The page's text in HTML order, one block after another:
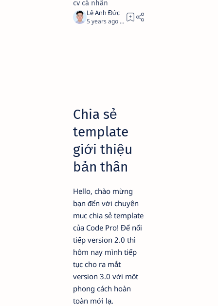
cv cá nhân
5 years ago 2
Chia sẻ
template
giới thiệu
bản thân
Hello, chào mừng
bạn đến với chuyên
mục chia sẻ template
của Code Pro! Để nối
tiếp version 2.0 thì
hôm nay mình tiếp
tục cho ra mắt
version 3.0 với một
phong cách hoàn
toàn mới lạ.